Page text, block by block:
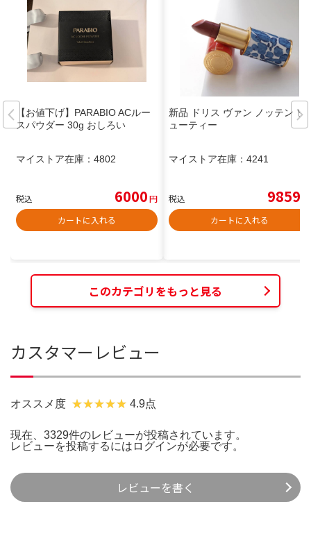
【お値下げ】PARABIO ACルー
スパウダー 30g おしろい
マイストア在庫： 4802
税込 6000円
カートに入れる
新品 ドリス ヴァン ノッテン ビ
ューティー
マイストア在庫： 4241
税込 9859
カートに入れる
このカテゴリをもっと見る
カスタマーレビュー
オススメ度 4.9点
現在、3329件のレビューが投稿されています。
レビューを投稿するには ログインが必要です。
レビューを書く